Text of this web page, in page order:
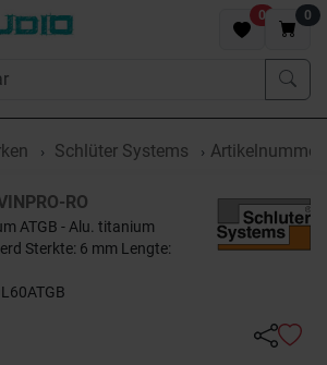
0 0
Schlüter Systems Artikelnummer
RO
ATGB - Alu. titanium
Sterkte: 6 mm Lengte: